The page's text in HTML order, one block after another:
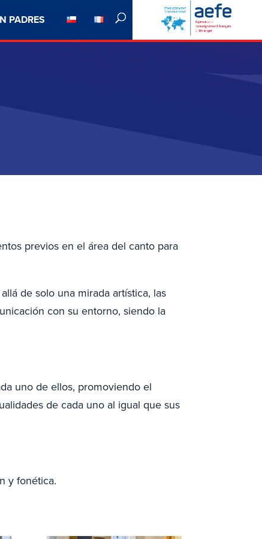
PADRES
previos en el área del canto para
de solo una mirada artística, las
con su entorno, siendo la
uno de ellos, promoviendo el
de cada uno al igual que sus
y fonética.